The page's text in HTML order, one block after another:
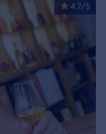
4.7/5